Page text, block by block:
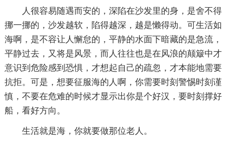
人很容易随遇而安的，深陷在沙发里的身，是舍不得
挪一挪的，沙发越软，陷得越深，越是懒得动。可生活如
海啊，是不容让人懈怠的，平静的水面下暗藏的是急流，
平静过去，又将是风景，而人往往也是在风浪的颠簸中才
意识到危险感到恐惧，才想起自己的疏忽，才本能地需要
抗拒。可是，想要征服海的人啊，你需要时刻警惕时刻谨
慎，不要在危难的时候才显示出你是个好汉，要时刻撑好
船，看好方向。
生活就是海，你就要做那位老人。